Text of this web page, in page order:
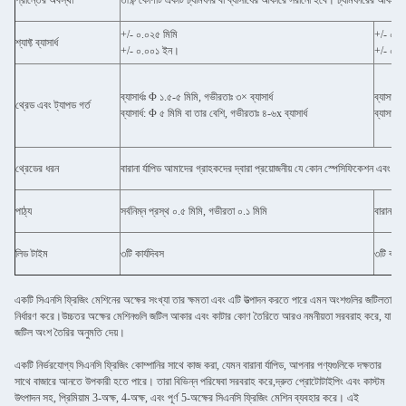
শ্যাফ্ট ব্যাসার্ধ
+/- ০.০২৫ মিমি
+/- ০.০০১ ইন।
+/-
+/-
থ্রেড এবং ট্যাপড গর্ত
ব্যাসার্ধঃ Φ ১.৫-৫ মিমি, গভীরতাঃ ৩× ব্যাসার্ধ
ব্যাসার্ধ: Φ ৫ মিমি বা তার বেশি, গভীরতাঃ ৪-৬x ব্যাসার্ধ
থ্রেডের ধরন বারানা র্যাপিড আমাদের গ্রাহকদের দ্বারা প্রয়োজনীয় যে কোন স্পেসিফিকেশন এবং
পাঠ্য সর্বনিম্ন প্রস্থ ০.৫ মিমি, গভীরতা ০.১ মিমি বারানা
লিড টাইম ৩টি কার্যদিবস ৩টি
একটি সিএনসি ফ্রিজিং মেশিনের অক্ষের সংখ্যা তার ক্ষমতা এবং এটি উত্পাদন করতে পারে এমন অংশগুলির জটিলতা
নির্ধারণ করে।উচ্চতর অক্ষের মেশিনগুলি জটিল আকার এবং কাটার কোণ তৈরিতে আরও নমনীয়তা সরবরাহ করে, যা
জটিল অংশ তৈরির অনুমতি দেয়।
একটি নির্ভরযোগ্য সিএনসি ফ্রিজিং কোম্পানির সাথে কাজ করা, যেমন বারানা র্যাপিড, আপনার পণ্যগুলিকে দক্ষতার
সাথে বাজারে আনতে উপকারী হতে পারে। তারা বিভিন্ন পরিষেবা সরবরাহ করে,দ্রুত প্রোটোটাইপিং এবং কাস্টম
উৎপাদন সহ, প্রিমিয়াম 3-অক্ষ, 4-অক্ষ, এবং পূর্ণ 5-অক্ষের সিএনসি ফ্রিজিং মেশিন ব্যবহার করে। এই